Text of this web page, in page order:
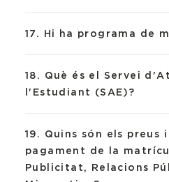
17. Hi ha programa de
18. Què és el Servei
l'Estudiant (SAE)?
19. Quins són els
pagament de la
Publicitat, Relacions